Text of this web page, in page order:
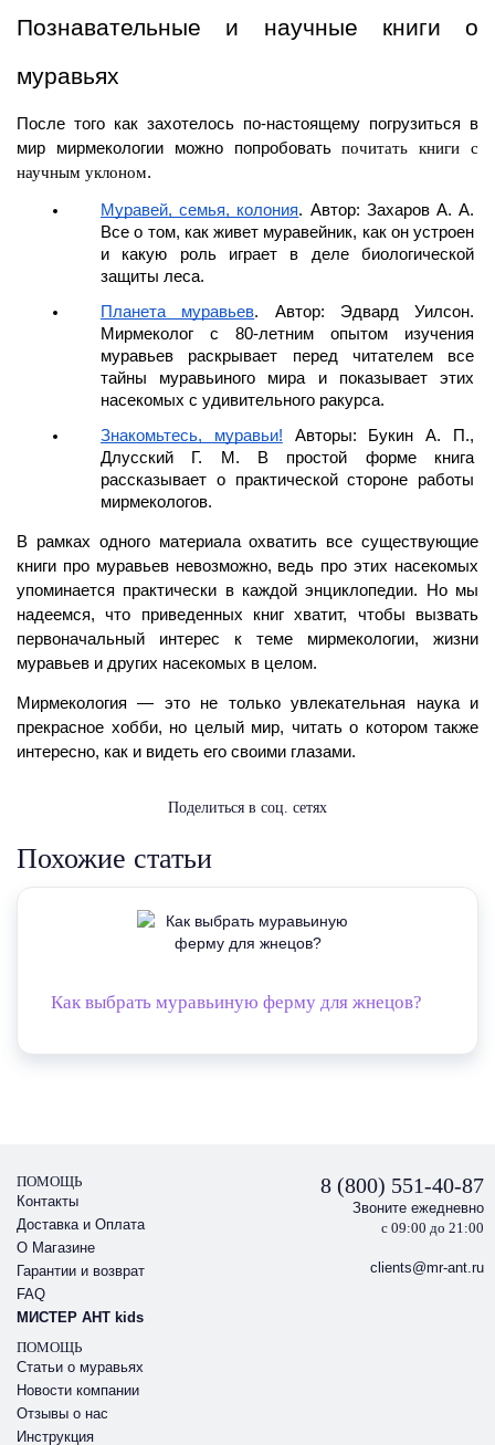
Познавательные и научные книги о
муравьях
После того как захотелось по-настоящему погрузиться в
мир мирмекологии можно попробовать почитать книги с
научным уклоном.
Муравей, семья, колония. Автор: Захаров А. А.
Все о том, как живет муравейник, как он устроен
и какую роль играет в деле биологической
защиты леса.
Планета муравьев. Автор: Эдвард Уилсон.
Мирмеколог с 80-летним опытом изучения
муравьев раскрывает перед читателем все
тайны муравьиного мира и показывает этих
насекомых с удивительного ракурса.
Знакомьтесь, муравьи! Авторы: Букин А. П.,
Длусский Г. М. В простой форме книга
рассказывает о практической стороне работы
мирмекологов.
В рамках одного материала охватить все существующие
книги про муравьев невозможно, ведь про этих насекомых
упоминается практически в каждой энциклопедии. Но мы
надеемся, что приведенных книг хватит, чтобы вызвать
первоначальный интерес к теме мирмекологии, жизни
муравьев и других насекомых в целом.
Мирмекология — это не только увлекательная наука и
прекрасное хобби, но целый мир, читать о котором также
интересно, как и видеть его своими глазами.
Поделиться в соц. сетях
Похожие статьи
Как выбрать муравьиную ферму для жнецов?
ПОМОЩЬ
Контакты
Доставка и Оплата
О Магазине
Гарантии и возврат
FAQ
МИСТЕР АНТ kids
ПОМОЩЬ
Статьи о муравьях
Новости компании
Отзывы о нас
Инструкция
8 (800) 551-40-87
Звоните ежедневно
с 09:00 до 21:00
clients@mr-ant.ru